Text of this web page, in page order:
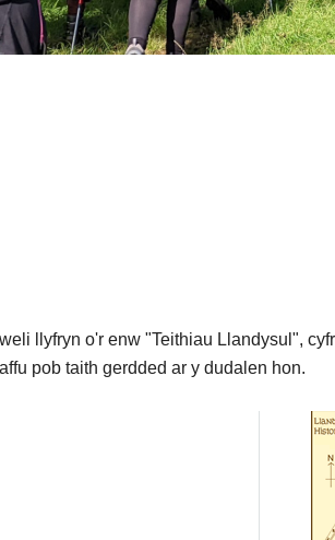
llyfryn o'r enw "Teithiau Llandysul",
pob taith gerdded ar y dudalen hon.